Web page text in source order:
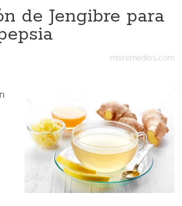
de Jengibre para
misremedios.com